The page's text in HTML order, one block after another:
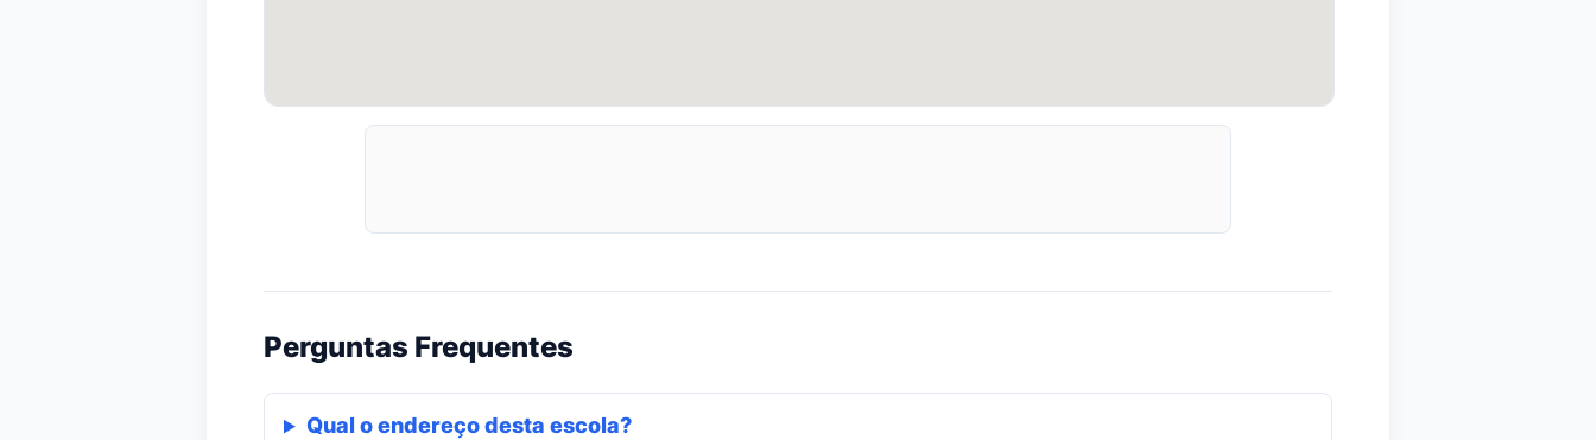
Perguntas Frequentes
Qual o endereço desta escola?